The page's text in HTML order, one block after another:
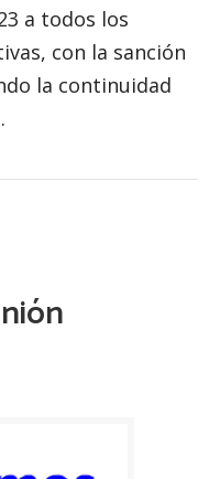
a todos los
con la sanción
la continuidad